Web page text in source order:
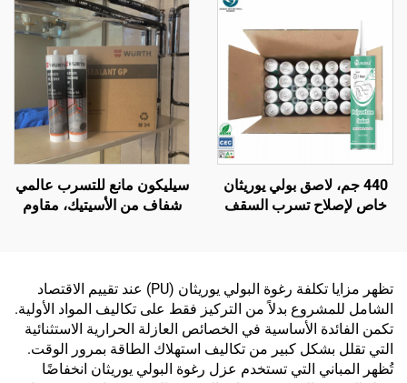
Wacker، سعر مناسب للبناء
440 جم، لاصق بولي يوريثان
خاص لإصلاح تسرب السقف
للماء
سيليكون مانع للتسرب عالمي
شفاف من الأسيتيك، مقاوم
تظهر مزايا تكلفة رغوة البولي يوريثان (PU) عند تقييم الاقتصاد
الشامل للمشروع بدلاً من التركيز فقط على تكاليف المواد الأولية.
تكمن الفائدة الأساسية في الخصائص العازلة الحرارية الاستثنائية
التي تقلل بشكل كبير من تكاليف استهلاك الطاقة بمرور الوقت.
تُظهر المباني التي تستخدم عزل رغوة البولي يوريثان انخفاضًا